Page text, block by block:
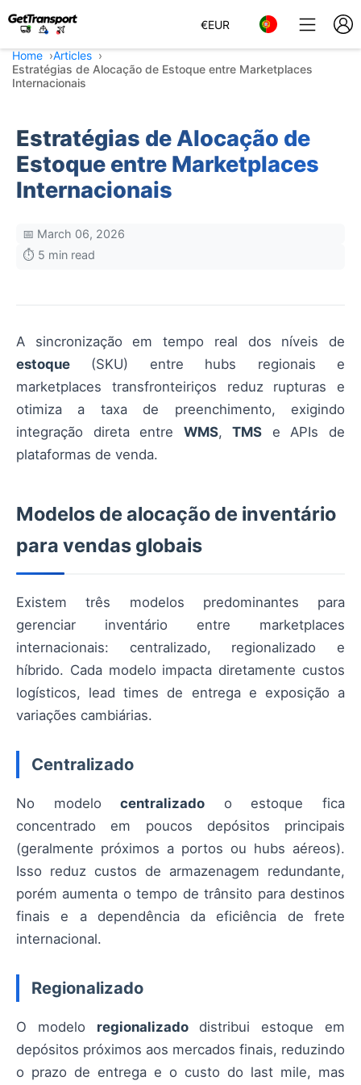
€EUR
Home
Articles
Estratégias de Alocação de Estoque entre Marketplaces
Internacionais
Estratégias de Alocação de
Estoque entre Marketplaces
Internacionais
📅 March 06, 2026
⏱️ 5 min read
A sincronização em tempo real dos níveis de
estoque (SKU) entre hubs regionais e
marketplaces transfronteiriços reduz rupturas e
otimiza a taxa de preenchimento, exigindo
integração direta entre WMS,TMS e APIs de
plataformas de venda.
Modelos de alocação de inventário
para vendas globais
Existem três modelos predominantes para
gerenciar inventário entre marketplaces
internacionais: centralizado, regionalizado e
híbrido. Cada modelo impacta diretamente custos
logísticos, lead times de entrega e exposição a
variações cambiárias.
Centralizado
No modelocentralizado o estoque fica
concentrado em poucos depósitos principais
(geralmente próximos a portos ou hubs aéreos).
Isso reduz custos de armazenagem redundante,
porém aumenta o tempo de trânsito para destinos
finais e a dependência da eficiência de frete
internacional.
Regionalizado
O modelo regionalizadodistribui estoque em
depósitos próximos aos mercados finais, reduzindo
o prazo de entrega e o custo do last mile, mas